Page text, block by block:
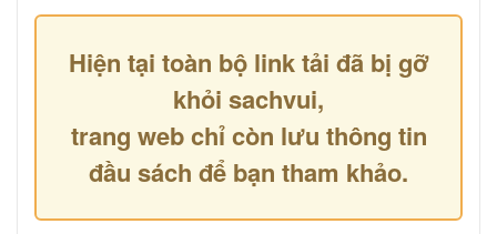
Hiện tại toàn bộ link tải đã bị gỡ
khỏi sachvui,
trang web chỉ còn lưu thông tin
đầu sách để bạn tham khảo.